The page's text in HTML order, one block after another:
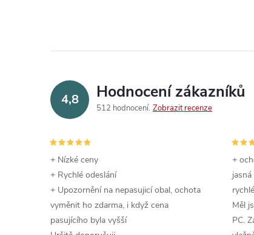
4,8 Hodnocení zákazníků
512 hodnocení Zobrazit recenze
+ Nízké ceny
+ Rychlé odeslání
+ Upozornění na nepasujicí obal, ochota
vyměnit ho zdarma, i když cena
pasujícího byla vyšší
+
Měl
PC.